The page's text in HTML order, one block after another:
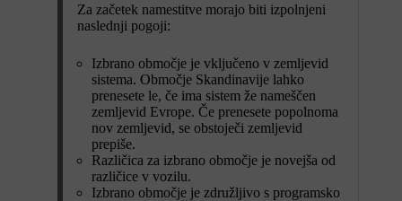
Za začetek namestitve morajo biti izpolnjeni
naslednji pogoji:
Izbrano območje je vključeno v zemljevid
sistema. Območje Skandinavije lahko
prenesete le, če ima sistem že nameščen
zemljevid Evrope. Če prenesete popolnoma
nov zemljevid, se obstoječi zemljevid
prepiše.
Različica za izbrano območje je novejša od
različice v vozilu.
Izbrano območje je združljivo s programsko